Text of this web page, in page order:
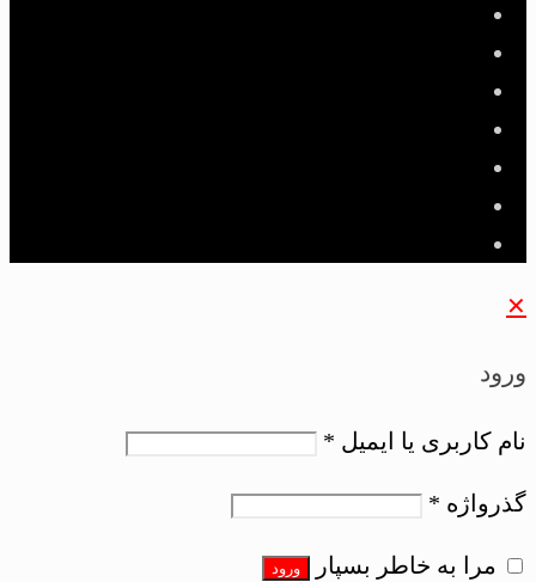
✕
ورود
نام کاربری یا ایمیل *
گذرواژه *
مرا به خاطر بسپار ورود